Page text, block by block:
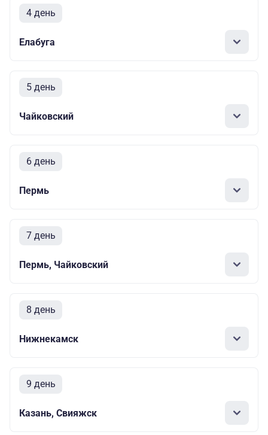
4 день
Елабуга
5 день
Чайковский
6 день
Пермь
7 день
Пермь, Чайковский
8 день
Нижнекамск
9 день
Казань, Свияжск